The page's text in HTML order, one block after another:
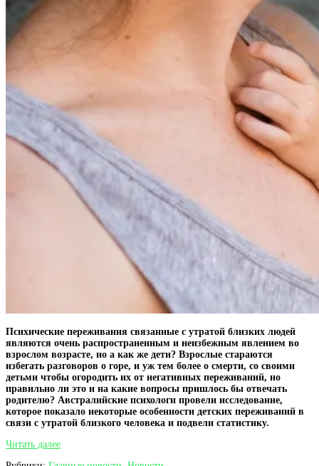
Психические переживания связанные с утратой близких людей
являются очень распространенным и неизбежным явлением во
взрослом возрасте, но а как же дети? Взрослые стараются
избегать разговоров о горе, и уж тем более о смерти, со своими
детьми чтобы огородить их от негативных переживаний, но
правильно ли это и на какие вопросы пришлось бы отвечать
родителю? Австралийские психологи провели исследование,
которое показало некоторые особенности детских переживаний в
связи с утратой близкого человека и подвели статистику.
Читать далееИсследование